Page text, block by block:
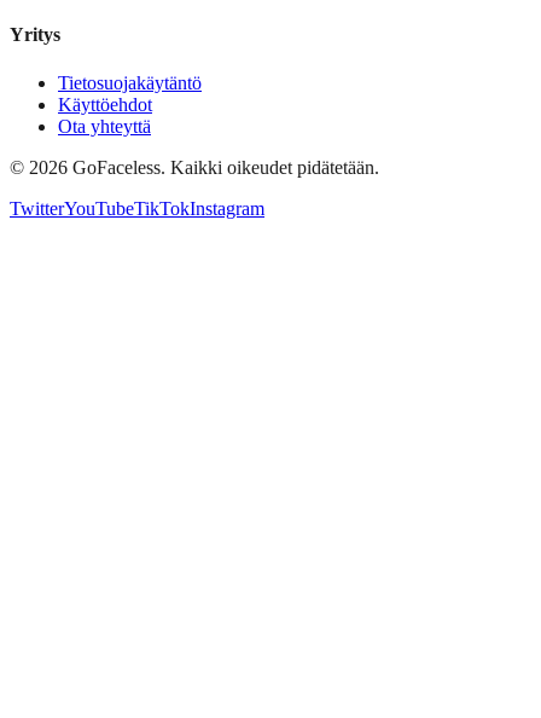
Yritys
Tietosuojakäytäntö
Käyttöehdot
Ota yhteyttä
© 2026 GoFaceless. Kaikki oikeudet pidätetään.
TwitterYouTubeTikTokInstagram